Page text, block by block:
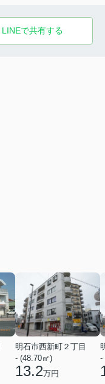
LINEで共有する
明石市西新町２丁目
- (48.70㎡)
13.2万円
-